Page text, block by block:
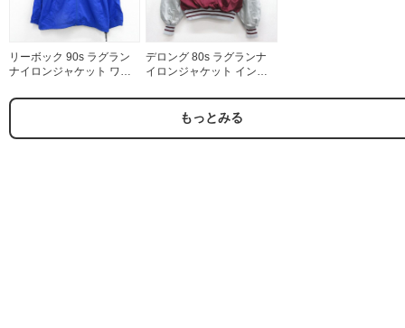
リーボック 90s ラグラン
ナイロンジャケット ワン
ズXL相当 | 古着
デロング 80s ラグランナ
イロンジャケット インデ
ズM相当 | 古着
もっとみる